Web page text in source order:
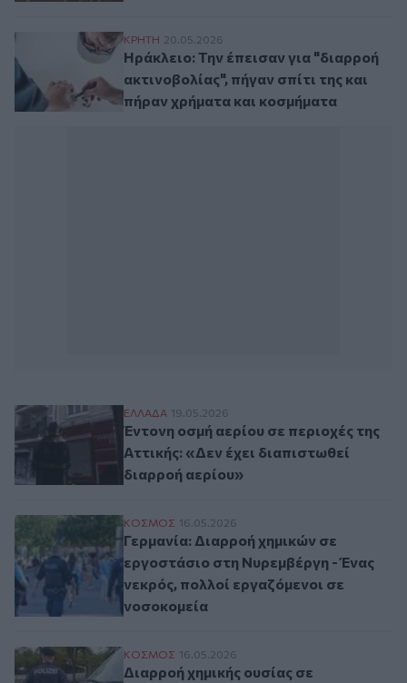
Ηράκλειο: Την έπεισαν για "διαρροή
ΚΡΗΤΗ 20.05.2026
Ηράκλειο: Την έπεισαν για "διαρροή
ακτινοβολίας", πήγαν σπίτι της και
πήραν χρήματα και κοσμήματα
Έντονη οσμή αερίου σε περιοχές της
ΕΛΛAΔΑ 19.05.2026
Έντονη οσμή αερίου σε περιοχές της
Αττικής: «Δεν έχει διαπιστωθεί
διαρροή αερίου»
Γερμανία: Διαρροή χημικών σε
ΚΟΣΜΟΣ 16.05.2026
Γερμανία: Διαρροή χημικών σε
εργοστάσιο στη Νυρεμβέργη - Ένας
νεκρός, πολλοί εργαζόμενοι σε
νοσοκομεία
Διαρροή χημικής ουσίας σε εργοστάσιο
ΚΟΣΜΟΣ 16.05.2026
Διαρροή χημικής ουσίας σε